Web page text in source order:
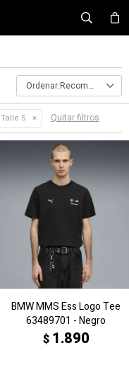
Recomendados
Talle S Quitar filtros
BMW MMS Ess Logo Tee
63489701 - Negro
$ 1.890